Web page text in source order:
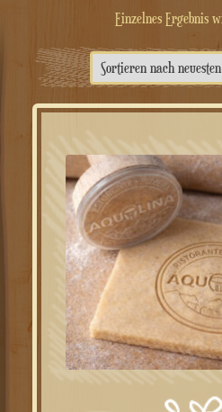
Einzelnes Ergebnis